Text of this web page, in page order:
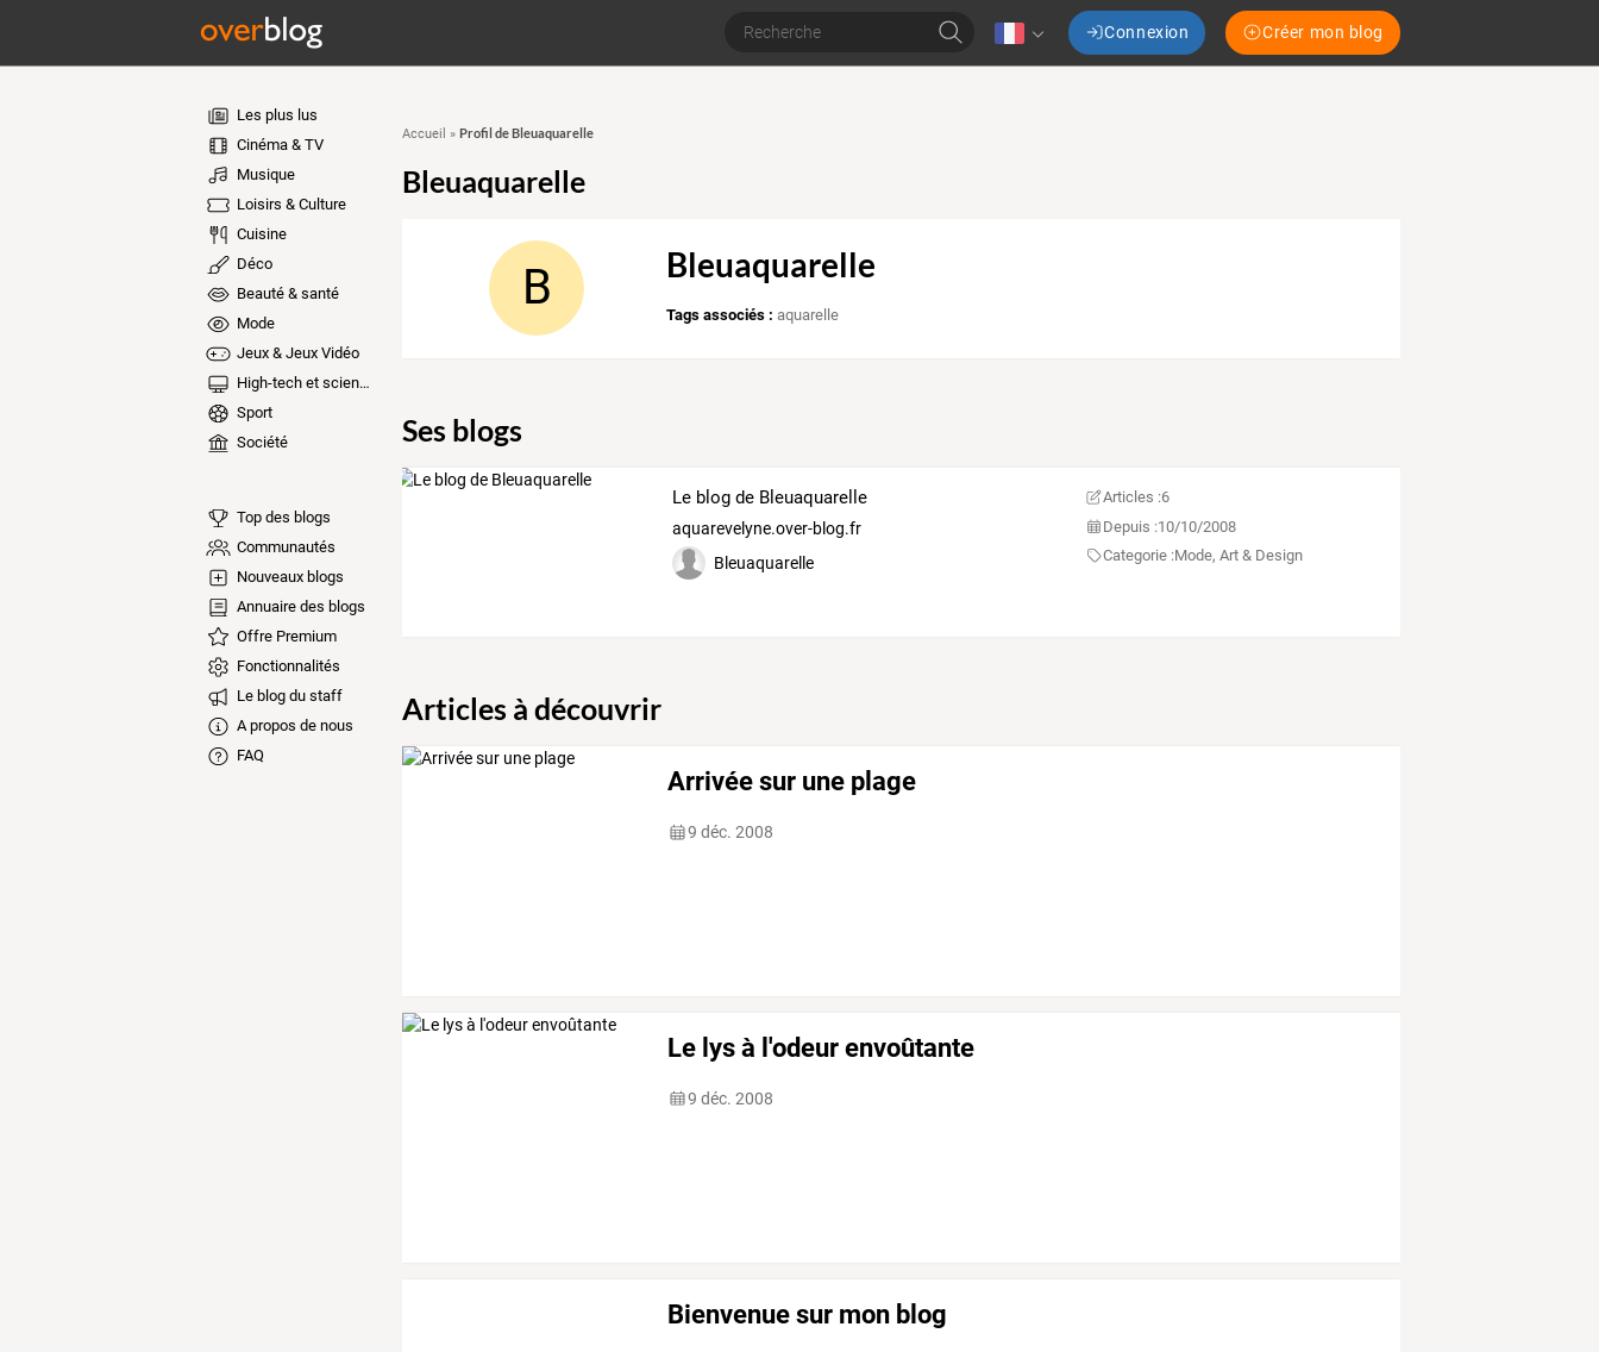
Connexion Créer mon blog
Les plus lus
Cinéma & TV
Musique
Loisirs & Culture
Cuisine
Déco
Beauté & santé
Mode
Jeux & Jeux Vidéo
High-tech et sciences
Sport
Société
Top des blogs
Communautés
Nouveaux blogs
Annuaire des blogs
Offre Premium
Fonctionnalités
Le blog du staff
A propos de nous
FAQ
Accueil » Profil de Bleuaquarelle
Bleuaquarelle
B Bleuaquarelle
Tags associés : aquarelle
Ses blogs
Le blog de Bleuaquarelle
aquarevelyne.over-blog.fr
Bleuaquarelle
Articles :6
Depuis :10/10/2008
Categorie :Mode, Art & Design
Articles à découvrir
Arrivée sur une plage
9 déc. 2008
Le lys à l'odeur envoûtante
9 déc. 2008
Bienvenue sur mon blog